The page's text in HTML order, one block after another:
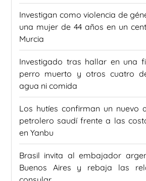
Investigan como violencia de
una mujer de 44 años en un
Murcia
Investigado tras hallar en una
perro muerto y otros cuatro
agua ni comida
Los hutíes confirman un nuevo
petrolero saudí frente a las
en Yanbu
Brasil invita al embajador
Buenos Aires y rebaja las